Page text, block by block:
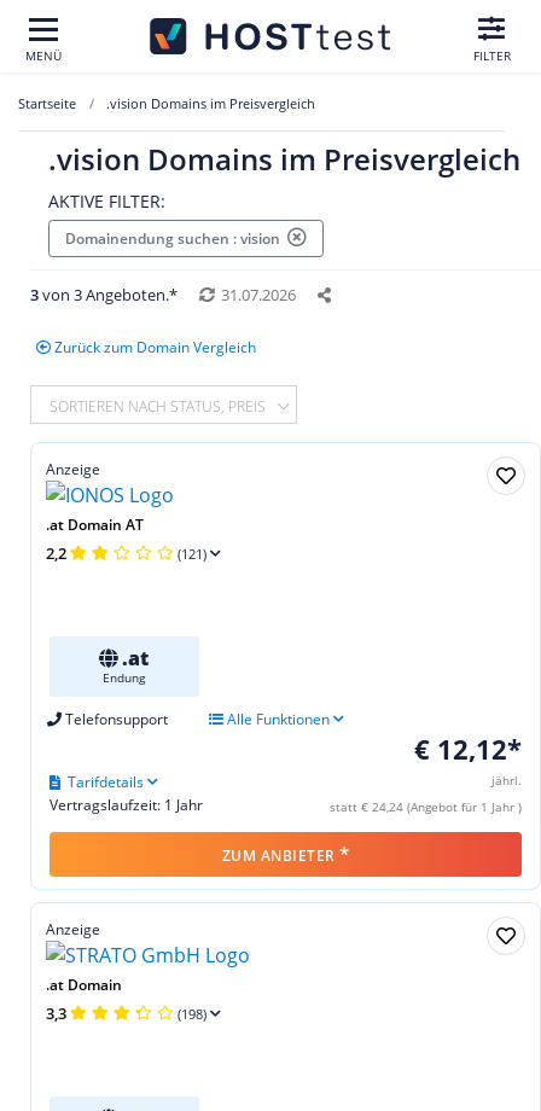
MENÜ FILTER
Startseite .vision Domains im Preisvergleich
.vision Domains im Preisvergleich
AKTIVE FILTER:
Domainendung suchen : vision
3von 3 Angeboten.* 31.07.2026
Zurück zum Domain Vergleich
SORTIEREN NACH STATUS, PREIS
Anzeige
.at Domain AT
2,2 (121)
.at
Endung
Telefonsupport Alle Funktionen
€ 12,12*
jährl.
statt € 24,24 (Angebot für 1 Jahr )
Vertragslaufzeit: 1 Jahr
Tarifdetails
ZUM ANBIETER *
Anzeige
.at Domain
3,3 (198)